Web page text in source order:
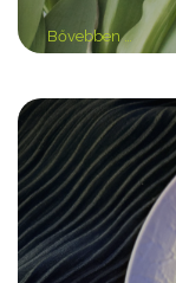
Bővebben …